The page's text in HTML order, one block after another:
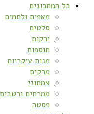
כל המתכונים
מאפים ולחמים
סלטים
ירקות
תוספות
מנות עיקריות
מרקים
צמחוני
ממרחים ורטבים
פסטה